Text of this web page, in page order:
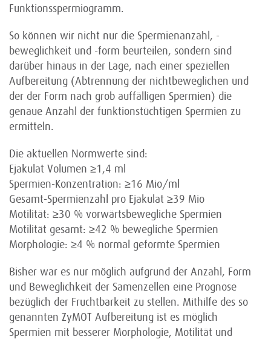
Funktionsspermiogramm.
So können wir nicht nur die Spermienanzahl, -
beweglichkeit und -form beurteilen, sondern sind
darüber hinaus in der Lage, nach einer speziellen
Aufbereitung (Abtrennung der nichtbeweglichen und
der der Form nach grob auffälligen Spermien) die
genaue Anzahl der funktionstüchtigen Spermien zu
ermitteln.
Die aktuellen Normwerte sind:
Ejakulat Volumen ≥1,4 ml
Spermien-Konzentration: ≥16 Mio/ml
Gesamt-Spermienzahl pro Ejakulat ≥39 Mio
Motilität: ≥30 % vorwärtsbewegliche Spermien
Motilität gesamt: ≥42 % bewegliche Spermien
Morphologie: ≥4 % normal geformte Spermien
Bisher war es nur möglich aufgrund der Anzahl, Form
und Beweglichkeit der Samenzellen eine Prognose
bezüglich der Fruchtbarkeit zu stellen. Mithilfe des so
genannten ZyMOT Aufbereitung ist es möglich
Spermien mit besserer Morphologie, Motilität und